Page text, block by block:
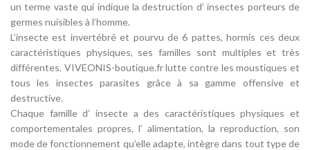
un terme vaste qui indique la destruction d’ insectes porteurs de
germes nuisibles à l’homme.
L’insecte est invertébré et pourvu de 6 pattes, hormis ces deux
caractéristiques physiques, ses familles sont multiples et très
différentes. VIVEONIS-boutique.fr lutte contre les moustiques et
tous les insectes parasites grâce à sa gamme offensive et
destructive.
Chaque famille d’ insecte a des caractéristiques physiques et
comportementales propres, l’ alimentation, la reproduction, son
mode de fonctionnement qu’elle adapte, intègre dans tout type de